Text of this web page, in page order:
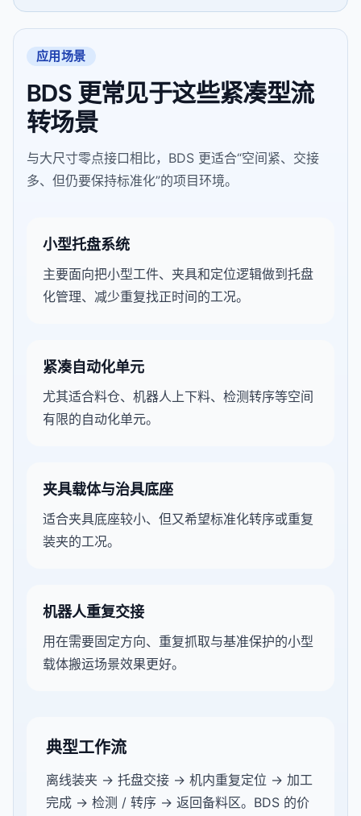
应用场景
BDS 更常见于这些紧凑型流
转场景
与大尺寸零点接口相比，BDS 更适合“空间紧、交接
多、但仍要保持标准化”的项目环境。
小型托盘系统
主要面向把小型工件、夹具和定位逻辑做到托盘
化管理、减少重复找正时间的工况。
紧凑自动化单元
尤其适合料仓、机器人上下料、检测转序等空间
有限的自动化单元。
夹具载体与治具底座
适合夹具底座较小、但又希望标准化转序或重复
装夹的工况。
机器人重复交接
用在需要固定方向、重复抓取与基准保护的小型
载体搬运场景效果更好。
典型工作流
离线装夹 → 托盘交接 → 机内重复定位 → 加工
完成 → 检测 / 转序 → 返回备料区。BDS 的价